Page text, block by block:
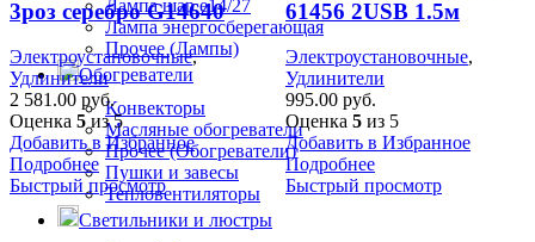
Лампа шар е14/27
Лампа энергосберегающая
Прочее (Лампы)
Обогреватели
Конвекторы
Масляные обогреватели
Прочее (Обогреватели)
Пушки и завесы
Тепловентиляторы
Светильники и люстры
3роз серебро G14640
Электроустановочные,
Удлинители
2 581.00 руб.
Оценка 5 из 5
Добавить в Избранное
Подробнее
Быстрый просмотр
61456 2USB 1.5м
Электроустановочные,
Удлинители
995.00 руб.
Оценка 5 из 5
Добавить в Избранное
Подробнее
Быстрый просмотр